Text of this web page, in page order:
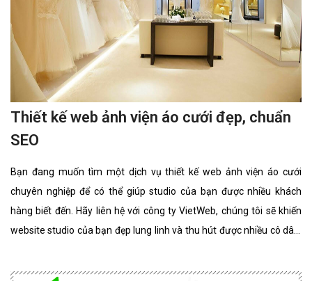
Thiết kế web ảnh viện áo cưới đẹp, chuẩn
SEO
Bạn đang muốn tìm một dịch vụ thiết kế web ảnh viện áo cưới
chuyên nghiệp để có thể giúp studio của bạn được nhiều khách
hàng biết đến. Hãy liên hệ với công ty VietWeb, chúng tôi sẽ khiến
website studio của bạn đẹp lung linh và thu hút được nhiều cô dâu,